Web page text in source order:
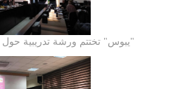
"يبوس" تختتم ورشة تدريبية حول